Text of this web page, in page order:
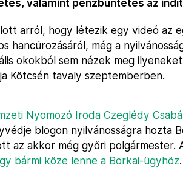
valamint pénzbüntetés az
arról, hogy létezik egy videó az
hancúrozásáról, még a
okokból sem nézek meg
Kötcsén tavaly szeptemberben.
Nyomozó Iroda Czeglédy
blogon nyilvánosságra hozta
az akkor még győri polgármester.
bármi köze lenne a Borkai-ügyhöz.